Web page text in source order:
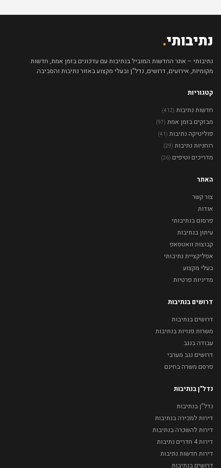
נתיבותי.
נתיבותי – אתר החדשות המוביל בנתיבות עם עדכונים בזמן אמת, חדשות
מקומיות, אירועים, דרושים, נדל"ן ובעלי מקצוע באזור נתיבות והסביבה.
קטגוריות
חדשות נתיבות (412)
מבזקים בזמן אמת (97)
פוליטיקה נתיבות (41)
רוחניות נתיבות (29)
מדריכים וטיפים (26)
האתר
צור קשר
אודות
פרסום בנתיבותי
עיתון בנתיבות
קבוצות וואטסאפ
אפליקציית נתיבותי
בעלי מקצוע
מדיניות פרטיות
דרושים בנתיבות
דרושים בנתיבות
משרות פנויות בנתיבות
עבודה בנגב
דרושים נגב מערבי
פרסם משרה בחינם
נדל"ן בנתיבות
נדל"ן בנתיבות
דירות למכירה בנתיבות
דירות להשכרה בנתיבות
דירות 4 חדרים נתיבות
דירות חדשות נתיבות
דרושים בנתיבות